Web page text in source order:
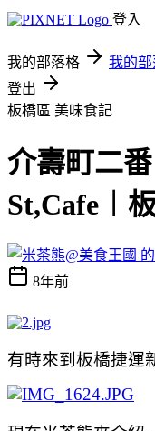
登入
我的部落格 我的
登出
板橋區 美味食記
介壽町二
St,Cafe︱
8年前
有時來到板橋捷運